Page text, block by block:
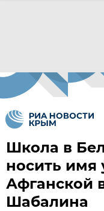
Школа в
носить имя
Афганской
Шабалина